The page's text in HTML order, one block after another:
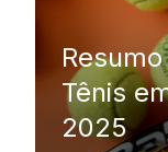
Tênis
2025